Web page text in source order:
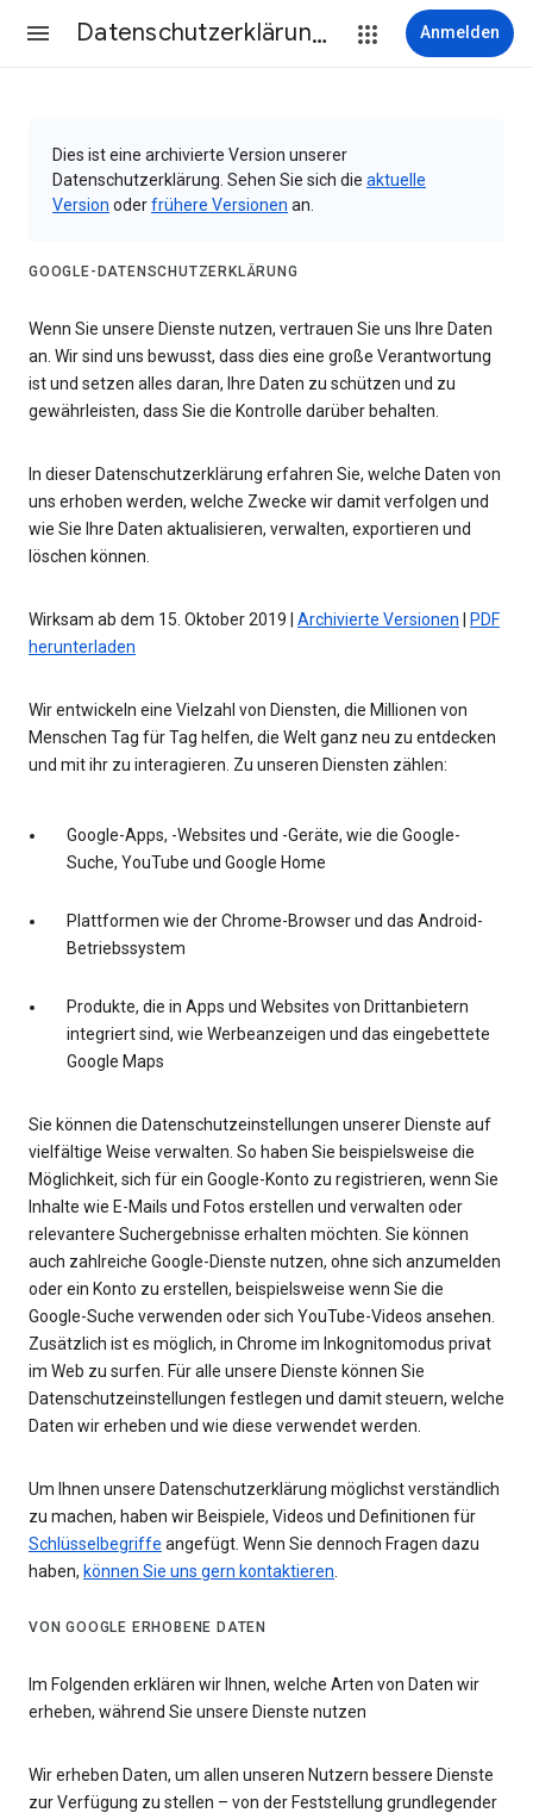
Datenschutzerklärung & Nutzungsbedingungen Anmelden
Dies ist eine archivierte Version unserer
Datenschutzerklärung. Sehen Sie sich die aktuelle
Version oderfrühere Versionen an.
GOOGLE-DATENSCHUTZERKLÄRUNG
Wenn Sie unsere Dienste nutzen, vertrauen Sie uns Ihre Daten
an. Wir sind uns bewusst, dass dies eine große Verantwortung
ist und setzen alles daran, Ihre Daten zu schützen und zu
gewährleisten, dass Sie die Kontrolle darüber behalten.
In dieser Datenschutzerklärung erfahren Sie, welche Daten von
uns erhoben werden, welche Zwecke wir damit verfolgen und
wie Sie Ihre Daten aktualisieren, verwalten, exportieren und
löschen können.
Wirksam ab dem 15. Oktober 2019 | Archivierte Versionen
PDF
herunterladen
Wir entwickeln eine Vielzahl von Diensten, die Millionen von
Menschen Tag für Tag helfen, die Welt ganz neu zu entdecken
und mit ihr zu interagieren. Zu unseren Diensten zählen:
Google-Apps, -Websites und -Geräte, wie die Google-
Suche, YouTube und Google Home
Plattformen wie der Chrome-Browser und das Android-
Betriebssystem
Produkte, die in Apps und Websites von Drittanbietern
integriert sind, wie Werbeanzeigen und das eingebettete
Google Maps
Sie können die Datenschutzeinstellungen unserer Dienste auf
vielfältige Weise verwalten. So haben Sie beispielsweise die
Möglichkeit, sich für ein Google-Konto zu registrieren, wenn Sie
Inhalte wie E-Mails und Fotos erstellen und verwalten oder
relevantere Suchergebnisse erhalten möchten. Sie können
auch zahlreiche Google-Dienste nutzen, ohne sich anzumelden
oder ein Konto zu erstellen, beispielsweise wenn Sie die
Google-Suche verwenden oder sich YouTube-Videos ansehen.
Zusätzlich ist es möglich, in Chrome im Inkognitomodus privat
im Web zu surfen. Für alle unsere Dienste können Sie
Datenschutzeinstellungen festlegen und damit steuern, welche
Daten wir erheben und wie diese verwendet werden.
Um Ihnen unsere Datenschutzerklärung möglichst verständlich
zu machen, haben wir Beispiele, Videos und Definitionen für
Schlüsselbegriffe angefügt. Wenn Sie dennoch Fragen dazu
haben, können Sie uns gern kontaktieren.
VON GOOGLE ERHOBENE DATEN
Im Folgenden erklären wir Ihnen, welche Arten von Daten wir
erheben, während Sie unsere Dienste nutzen
Wir erheben Daten, um allen unseren Nutzern bessere Dienste
zur Verfügung zu stellen – von der Feststellung grundlegender